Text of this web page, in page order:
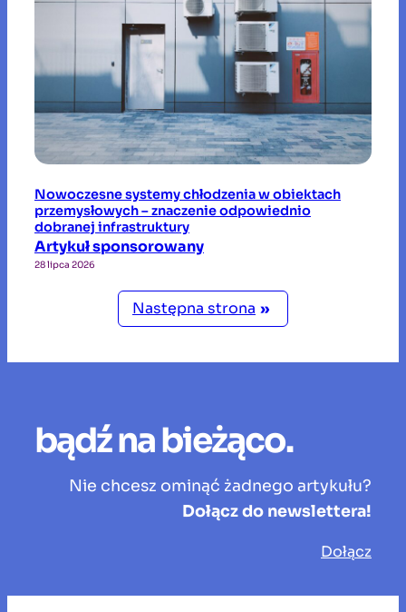
Nowoczesne systemy chłodzenia w obiektach
przemysłowych – znaczenie odpowiednio
dobranej infrastruktury
Artykuł sponsorowany
28 lipca 2026
Następna strona »
bądź na bieżąco.
Nie chcesz ominąć żadnego artykułu?
Dołącz do newslettera!
Dołącz